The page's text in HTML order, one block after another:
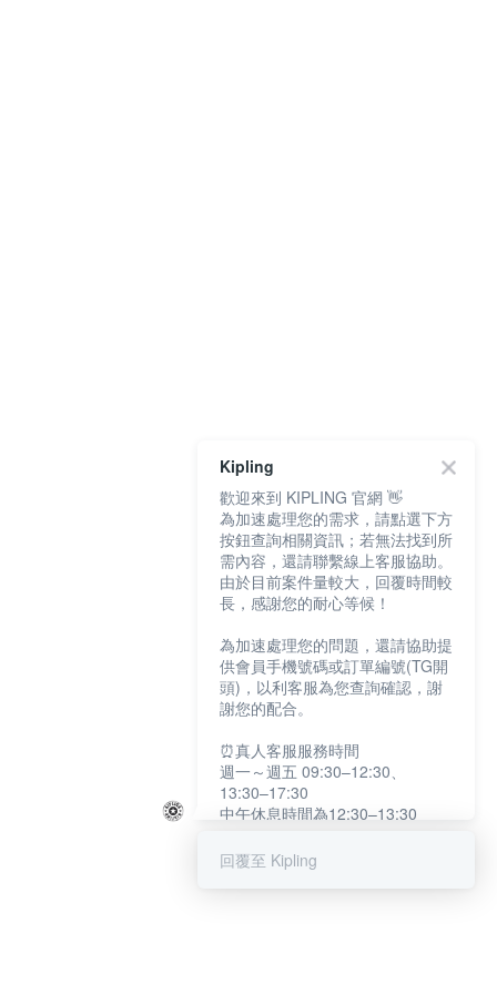
Kipling
歡迎來到 KIPLING 官網 👋
為加速處理您的需求，請點選下方
按鈕查詢相關資訊；若無法找到所
需內容，還請聯繫線上客服協助。
由於目前案件量較大，回覆時間較
長，感謝您的耐心等候！
為加速處理您的問題，還請協助提
供會員手機號碼或訂單編號(TG開
頭)，以利客服為您查詢確認，謝
謝您的配合。
⏰真人客服服務時間
週一～週五 09:30–12:30、
13:30–17:30
中午休息時間為12:30–13:30
提醒您：系統會自動已讀訊息，如
回覆至 Kipling